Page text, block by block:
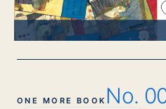
ONE MORE BOOK No.